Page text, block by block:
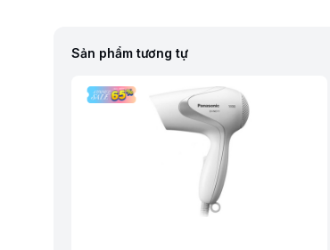
Sản phẩm tương tự